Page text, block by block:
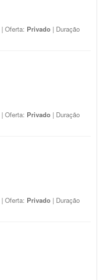
| Oferta: Privado | Duração
| Oferta: Privado | Duração
| Oferta: Privado | Duração